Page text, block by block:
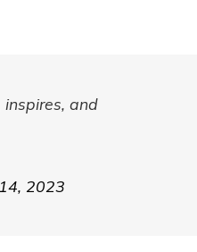
and
2023